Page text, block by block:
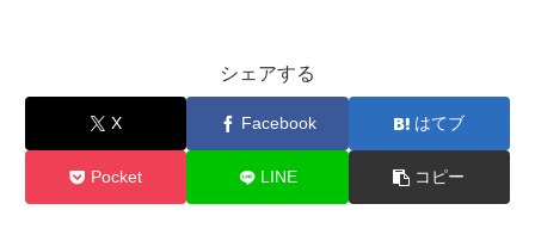
シェアする
X Facebook はてブ
Pocket LINE コピー